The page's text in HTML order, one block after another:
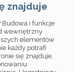
znajduje
Budowa i funkcje
wewnętrzny
elementów
każdy potrafi
się znajduje,